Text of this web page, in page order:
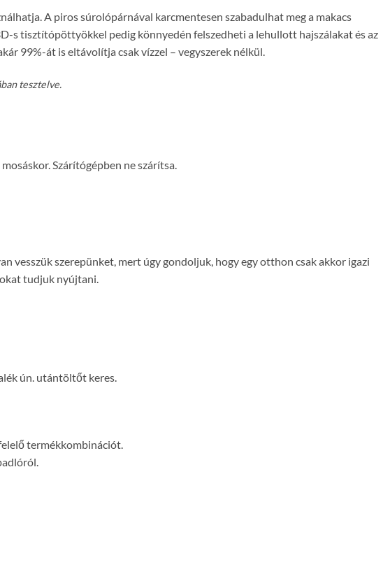
A piros súrolópárnával karcmentesen szabadulhat meg a makacs
s tisztítópöttyökkel pedig könnyedén felszedheti a lehullott hajszálakat és az
99%-át is eltávolítja csak vízzel – vegyszerek nélkül.
tesztelve.
Szárítógépben ne szárítsa.
vesszük szerepünket, mert úgy gondoljuk, hogy egy otthon csak akkor igazi
tudjuk nyújtani.
ún. utántöltőt keres.
termékkombinációt.